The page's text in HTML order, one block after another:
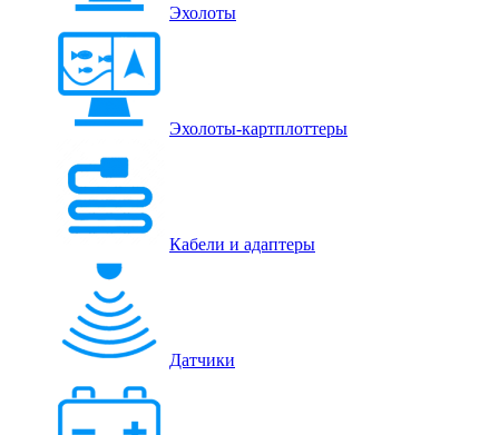
Эхолоты
Эхолоты-картплоттеры
Кабели и адаптеры
Датчики